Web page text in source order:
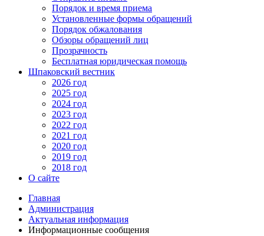
Порядок и время приема
Установленные формы обращений
Порядок обжалования
Обзоры обращений лиц
Прозрачность
Бесплатная юридическая помощь
Шпаковский вестник
2026 год
2025 год
2024 год
2023 год
2022 год
2021 год
2020 год
2019 год
2018 год
О сайте
Главная
Администрация
Актуальная информация
Информационные сообщения